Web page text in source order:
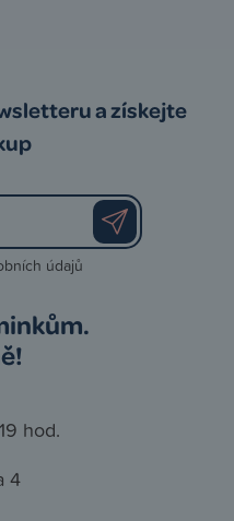
a získejte
údajů
hod.
4